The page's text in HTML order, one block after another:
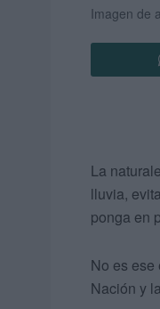
Imagen de
La
lluvia,
ponga en
No es
Nación y